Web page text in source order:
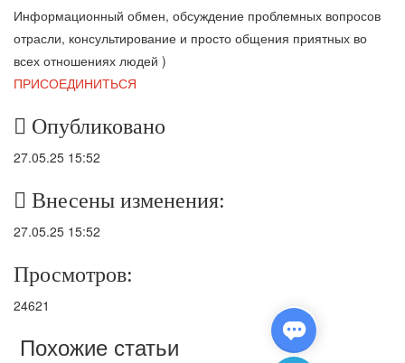
Информационный обмен, обсуждение проблемных вопросов
отрасли, консультирование и просто общения приятных во
всех отношениях людей )
ПРИСОЕДИНИТЬСЯ
Опубликовано
27.05.25 15:52
Внесены изменения:
27.05.25 15:52
Просмотров:
24621
Похожие статьи